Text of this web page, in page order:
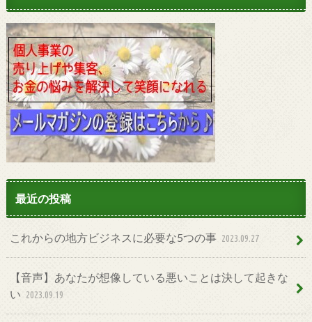
最近の投稿
これからの地方ビジネスに必要な5つの事 2023.09.27
【音声】あなたが想像している悪いことは決して起きな
い 2023.09.19